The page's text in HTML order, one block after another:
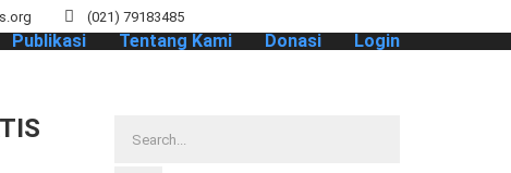
(021) 79183485
Publikasi Tentang Kami Donasi Login